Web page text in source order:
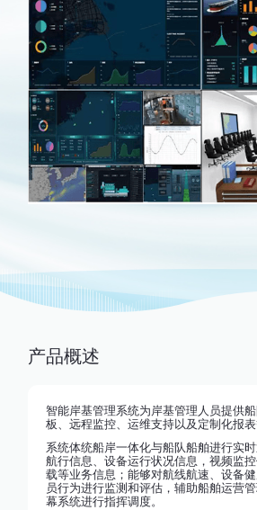
产品概述
智能岸基管理系统为岸基管理人员提供
板、远程监控、运维支持以及定制化报表
系统体统船岸一体化与船队船舶进行实
航行信息、设备运行状况信息，视频监
载等业务信息；能够对航线航速、设备
员行为进行监测和评估，辅助船舶运营
幕系统进行指挥调度。